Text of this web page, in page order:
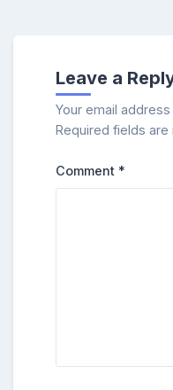
Leave a
Your email
Required fields are
Comment *